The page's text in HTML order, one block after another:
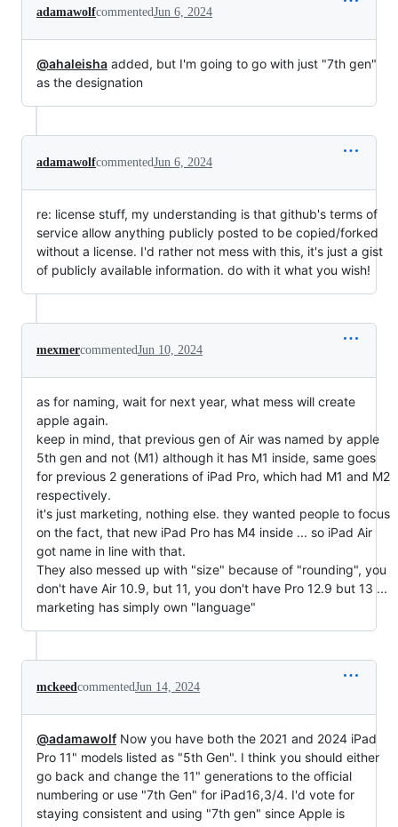
adamawolfcommentedJun 6, 2024
@ahaleisha added, but I'm going to go with just "7th gen"
as the designation
adamawolfcommentedJun 6, 2024
re: license stuff, my understanding is that github's terms of
service allow anything publicly posted to be copied/forked
without a license. I'd rather not mess with this, it's just a gist
of publicly available information. do with it what you wish!
mexmercommentedJun 10, 2024
as for naming, wait for next year, what mess will create
apple again.
keep in mind, that previous gen of Air was named by apple
5th gen and not (M1) although it has M1 inside, same goes
for previous 2 generations of iPad Pro, which had M1 and M2
respectively.
it's just marketing, nothing else. they wanted people to focus
on the fact, that new iPad Pro has M4 inside ... so iPad Air
got name in line with that.
They also messed up with "size" because of "rounding", you
don't have Air 10.9, but 11, you don't have Pro 12.9 but 13 ...
marketing has simply own "language"
mckeedcommentedJun 14, 2024
@adamawolf Now you have both the 2021 and 2024 iPad
Pro 11" models listed as "5th Gen". I think you should either
go back and change the 11" generations to the official
numbering or use "7th Gen" for iPad16,3/4. I'd vote for
staying consistent and using "7th gen" since Apple is